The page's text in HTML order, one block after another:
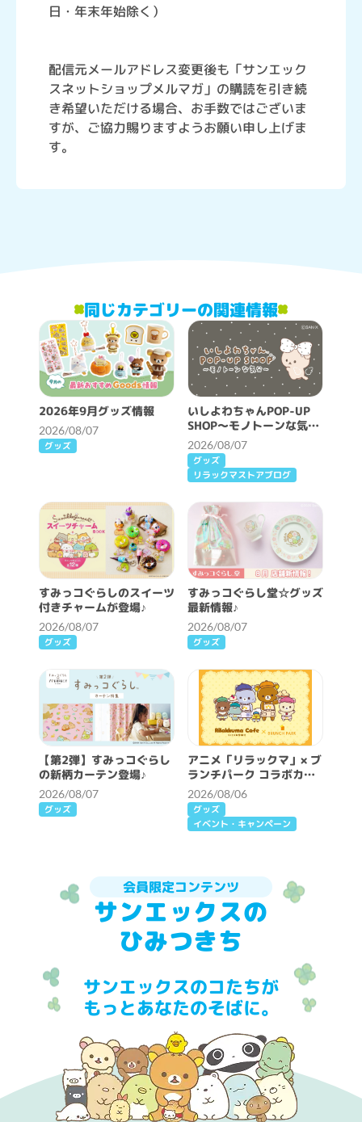
日・年末年始除く）
配信元メールアドレス変更後も「サンエック
スネットショップメルマガ」の購読を引き続
き希望いただける場合、お手数ではございま
すが、ご協力賜りますようお願い申し上げま
す。
同じカテゴリーの関連情報
2026年9月グッズ情報
2026/08/07
グッズ
いしよわちゃんPOP-UP
SHOP～モノトーンな気分
～開催決定！
2026/08/07
グッズ
リラックマストアブログ
すみっコぐらしのスイーツ
付きチャームが登場♪
2026/08/07
グッズ
すみっコぐらし堂☆グッズ
最新情報♪
2026/08/07
グッズ
【第2弾】すみっコぐらし
の新柄カーテン登場♪
2026/08/07
グッズ
アニメ「リラックマ」× ブ
ランチパーク コラボカフ
ェ開催決定！
2026/08/06
グッズ
イベント・キャンペーン
会員限定コンテンツ
サンエックスの
ひみつきち
サンエックスのコたちが
もっとあなたのそばに。